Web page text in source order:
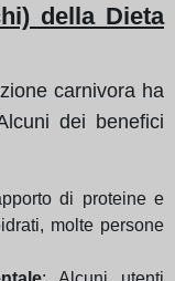
della Dieta
carnivora ha
dei benefici
di proteine e
molte persone